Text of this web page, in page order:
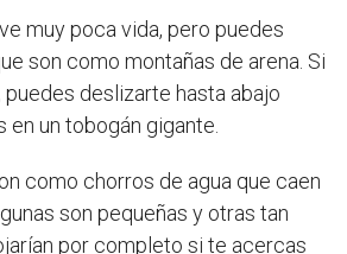
muy poca vida, pero puedes
son como montañas de arena. Si
puedes deslizarte hasta abajo
un tobogán gigante.
como chorros de agua que caen
son pequeñas y otras tan
por completo si te acercas